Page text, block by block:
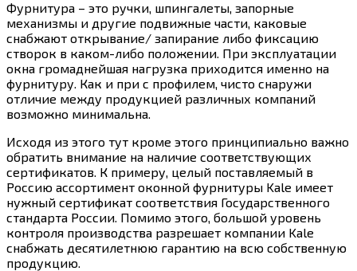
Фурнитура – это ручки, шпингалеты, запорные
механизмы и другие подвижные части, каковые
снабжают открывание/ запирание либо фиксацию
створок в каком-либо положении. При эксплуатации
окна громаднейшая нагрузка приходится именно на
фурнитуру. Как и при с профилем, чисто снаружи
отличие между продукцией различных компаний
возможно минимальна.
Исходя из этого тут кроме этого принципиально важно
обратить внимание на наличие соответствующих
сертификатов. К примеру, целый поставляемый в
Россию ассортимент оконной фурнитуры Kale имеет
нужный сертификат соответствия Государственного
стандарта России. Помимо этого, большой уровень
контроля производства разрешает компании Kale
снабжать десятилетнюю гарантию на всю собственную
продукцию.